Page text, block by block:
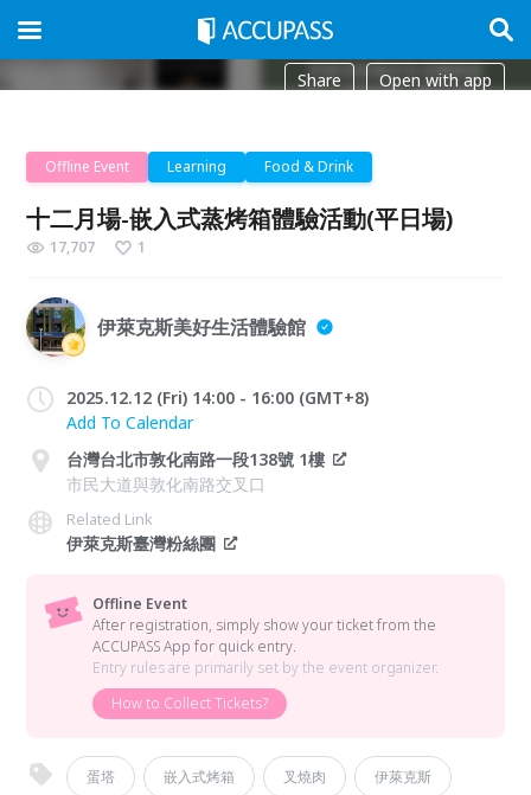
Share Open with app
Offline Event Learning Food & Drink
十二月場-嵌入式蒸烤箱體驗活動(平日場)
17,707 1
伊萊克斯美好生活體驗館
2025.12.12 (Fri) 14:00 - 16:00 (GMT+8)
Add To Calendar
台灣台北市敦化南路一段138號 1樓
市民大道與敦化南路交叉口
Related Link
伊萊克斯臺灣粉絲團
Offline Event
After registration, simply show your ticket from the
ACCUPASS App for quick entry.
Entry rules are primarily set by the event organizer.
How to Collect Tickets?
蛋塔 嵌入式烤箱 叉燒肉 伊萊克斯